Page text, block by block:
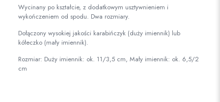
Wycinany po kształcie, z dodatkowym usztywnieniem i
wykończeniem od spodu. Dwa rozmiary.
Dołączony wysokiej jakości karabińczyk (duży imiennik) lub
kółeczko (mały imiennik).
Rozmiar: Duży imiennik: ok. 11/3,5 cm, Mały imiennik: ok. 6,5/2
cm